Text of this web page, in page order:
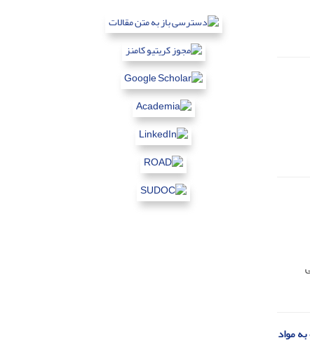
مواد